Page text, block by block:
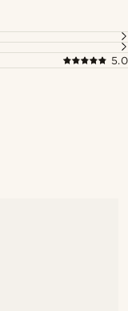
5.0